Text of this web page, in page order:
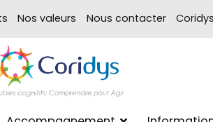
Nos valeurs Nous contacter